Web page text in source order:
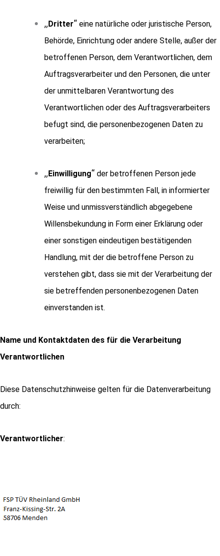
„Dritter“eine natürliche oder juristische Person,
Behörde, Einrichtung oder andere Stelle, außer der
betroffenen Person, dem Verantwortlichen, dem
Auftragsverarbeiter und den Personen, die unter
der unmittelbaren Verantwortung des
Verantwortlichen oder des Auftragsverarbeiters
befugt sind, die personenbezogenen Daten zu
verarbeiten;
„Einwilligung“der betroffenen Person jede
freiwillig für den bestimmten Fall, in informierter
Weise und unmissverständlich abgegebene
Willensbekundung in Form einer Erklärung oder
einer sonstigen eindeutigen bestätigenden
Handlung, mit der die betroffene Person zu
verstehen gibt, dass sie mit der Verarbeitung der
sie betreffenden personenbezogenen Daten
einverstanden ist.
Name und Kontaktdaten des für die Verarbeitung
Verantwortlichen
Diese Datenschutzhinweise gelten für die Datenverarbeitung
durch:
Verantwortlicher: